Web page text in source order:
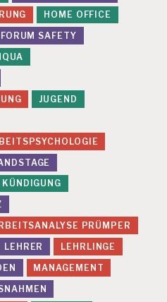
HOME OFFICE
FORUM SAFETY
JUGEND
KÜNDIGUNG
PRÜMPER
LEHRER
LEHRLINGE
MANAGEMENT